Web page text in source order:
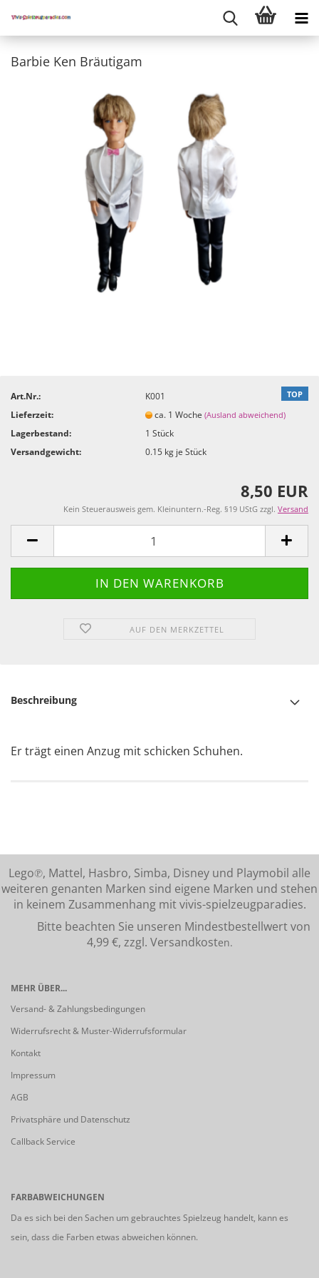
Barbie Ken Bräutigam
TOP
Art.Nr.:
K001
Lieferzeit:
ca. 1 Woche(Ausland abweichend)
Lagerbestand: 1Stück
Versandgewicht:
0.15 kg je Stück
8,50 EUR
Kein Steuerausweis gem. Kleinuntern.-Reg. §19 UStG zzgl. Versand
AUF DEN MERKZETTEL
Beschreibung
Er trägt einen Anzug mit schicken Schuhen.
Lego℗, Mattel, Hasbro, Simba, Disney und Playmobil alle
weiteren genanten Marken sind eigene Marken und stehen
in keinem Zusammenhang mit vivis-spielzeugparadies.
Bitte beachten Sie unseren Mindestbestellwert von
4,99 €, zzgl. Versandkosten.
MEHR ÜBER...
Versand- & Zahlungsbedingungen
Widerrufsrecht & Muster-Widerrufsformular
Kontakt
Impressum
AGB
Privatsphäre und Datenschutz
Callback Service
FARBABWEICHUNGEN
Da es sich bei den Sachen um gebrauchtes Spielzeug handelt, kann es
sein, dass die Farben etwas abweichen können.